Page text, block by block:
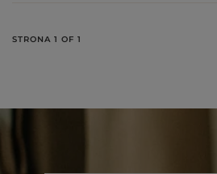
STRONA 1 OF 1